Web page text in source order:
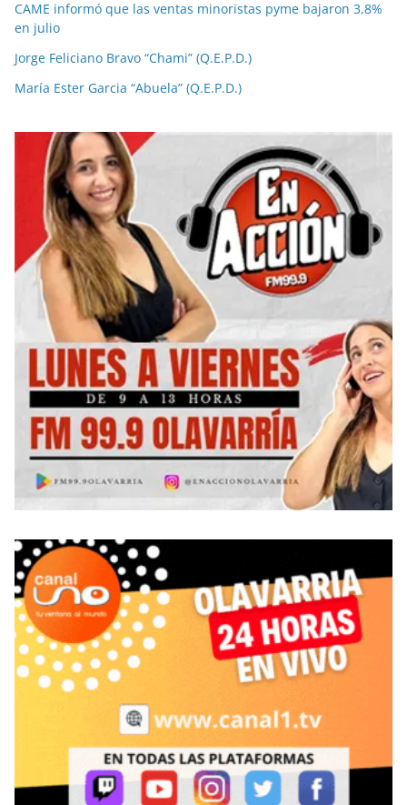
CAME informó que las ventas minoristas pyme bajaron 3,8%
en julio
Jorge Feliciano Bravo “Chami” (Q.E.P.D.)
María Ester Garcia “Abuela” (Q.E.P.D.)